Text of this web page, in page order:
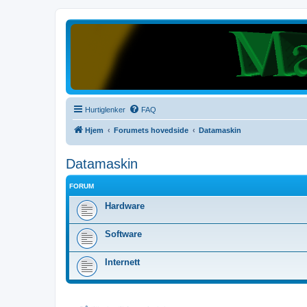
Hurtiglenker FAQ
Hjem Forumets hovedside Datamaskin
Datamaskin
FORUM
Hardware
Software
Internett